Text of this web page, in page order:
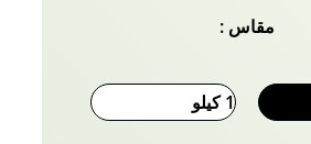
مقاس :
1 كيلو